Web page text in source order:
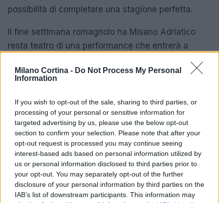
Milano Cortina - Do Not Process My Personal
Information
If you wish to opt-out of the sale, sharing to third parties, or
processing of your personal or sensitive information for
targeted advertising by us, please use the below opt-out
section to confirm your selection. Please note that after your
opt-out request is processed you may continue seeing
interest-based ads based on personal information utilized by
us or personal information disclosed to third parties prior to
your opt-out. You may separately opt-out of the further
disclosure of your personal information by third parties on the
IAB’s list of downstream participants. This information may
possibilità di completare una stagione perfetta.
Il fine settimana romagnolo ha Misano Adriatico
resta teatro di una performance che entrerà a
AUTORE
Alessandro Tassinari
Alessandro Tassinari, torinese con passaporto
pieno di timbri, riscrisse un percorso alpino
dopo un incontro al Rifugio Garelli: oggi cura
storie di viaggio in chiave narrativa. In
redazione predilige longform, sostiene
l'attenzione al paesaggio e conserva un
taccuino logoro con mappe disegnate a
mano.